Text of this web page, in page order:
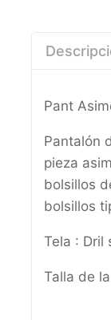
Pant
Pantalón
pieza
bolsillos
bolsillos
Tela : Dril
Talla de